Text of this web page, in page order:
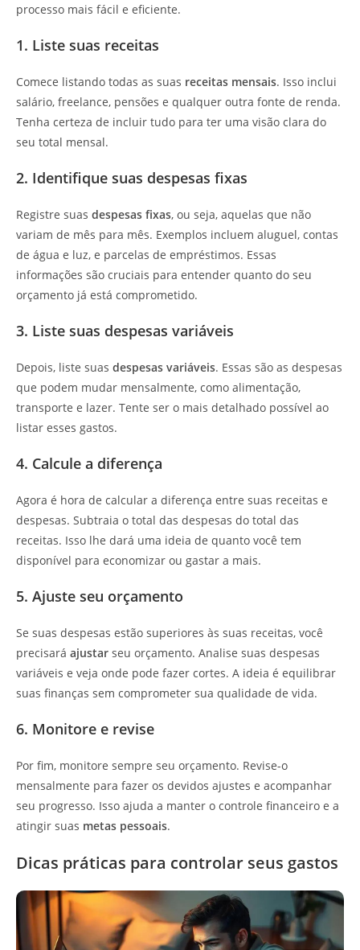
processo mais fácil e eficiente.
1. Liste suas receitas
Comece listando todas as suas receitas mensais. Isso inclui
salário, freelance, pensões e qualquer outra fonte de renda.
Tenha certeza de incluir tudo para ter uma visão clara do
seu total mensal.
2. Identifique suas despesas fixas
Registre suas despesas fixas, ou seja, aquelas que não
variam de mês para mês. Exemplos incluem aluguel, contas
de água e luz, e parcelas de empréstimos. Essas
informações são cruciais para entender quanto do seu
orçamento já está comprometido.
3. Liste suas despesas variáveis
Depois, liste suas despesas variáveis. Essas são as despesas
que podem mudar mensalmente, como alimentação,
transporte e lazer. Tente ser o mais detalhado possível ao
listar esses gastos.
4. Calcule a diferença
Agora é hora de calcular a diferença entre suas receitas e
despesas. Subtraia o total das despesas do total das
receitas. Isso lhe dará uma ideia de quanto você tem
disponível para economizar ou gastar a mais.
5. Ajuste seu orçamento
Se suas despesas estão superiores às suas receitas, você
precisará ajustar seu orçamento. Analise suas despesas
variáveis e veja onde pode fazer cortes. A ideia é equilibrar
suas finanças sem comprometer sua qualidade de vida.
6. Monitore e revise
Por fim, monitore sempre seu orçamento. Revise-o
mensalmente para fazer os devidos ajustes e acompanhar
seu progresso. Isso ajuda a manter o controle financeiro e a
atingir suas metas pessoais.
Dicas práticas para controlar seus gastos